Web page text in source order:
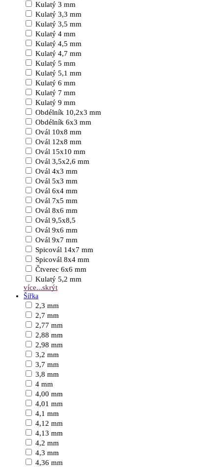
Kulatý 3 mm
Kulatý 3,3 mm
Kulatý 3,5 mm
Kulatý 4 mm
Kulatý 4,5 mm
Kulatý 4,7 mm
Kulatý 5 mm
Kulatý 5,1 mm
Kulatý 6 mm
Kulatý 7 mm
Kulatý 9 mm
Obdélník 10,2x3 mm
Obdélník 6x3 mm
Ovál 10x8 mm
Ovál 12x8 mm
Ovál 15x10 mm
Ovál 3,5x2,6 mm
Ovál 4x3 mm
Ovál 5x3 mm
Ovál 6x4 mm
Ovál 7x5 mm
Ovál 8x6 mm
Ovál 9,5x8,5
Ovál 9x6 mm
Ovál 9x7 mm
Spicovál 14x7 mm
Spicovál 8x4 mm
Čtverec 6x6 mm
Kulatý 5,2 mm
více...skrýt
Šířka
2,3 mm
2,7 mm
2,77 mm
2,88 mm
2,98 mm
3,2 mm
3,7 mm
3,8 mm
4 mm
4,00 mm
4,01 mm
4,1 mm
4,12 mm
4,13 mm
4,2 mm
4,3 mm
4,36 mm